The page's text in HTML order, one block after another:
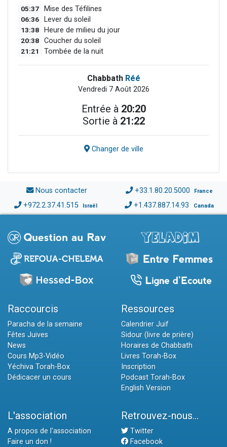
05:37 Mise des Téfilines
06:36 Lever du soleil
13:38 Heure de milieu du jour
20:38 Coucher du soleil
21:21 Tombée de la nuit
Chabbath Réé
Vendredi 7 Août 2026
Entrée à 20:20
Sortie à 21:22
Changer de ville
Nous contacter +33.1.80.20.5000 France
+972.2.37.41.515 Israël +1.437.887.14.93 Canada
Raccourcis
Paracha de la semaine
Fêtes Juives
News
Cours Mp3-Vidéo
Yéchiva Torah-Box
Dédicacer un cours
Ressources
Calendrier Juif
Sidour (livre de prière)
Horaires de Chabbath
Livres Torah-Box
Inscription
Podcast Torah-Box
English Version
L'association
A propos de l'association
Faire un don !
Retrouvez-nous...
Twitter
Facebook